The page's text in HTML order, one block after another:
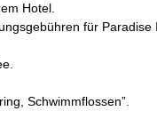
Hotel.
für Paradise
Schwimmflossen”.